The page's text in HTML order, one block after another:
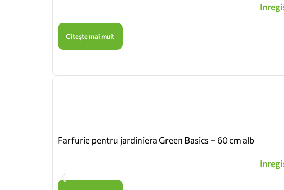
Citește mai mult
Farfurie pentru jardiniera Green Basics – 60 cm alb